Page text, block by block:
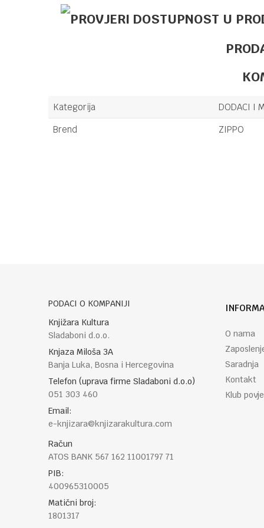
Kategorija
DODACI I
Brend
ZIPPO
PODACI O KOMPANIJI
Knjižara Kultura
Sladaboni d.o.o.
Knjaza Miloša 3A
Banja Luka, Bosna i Hercegovina
Telefon (uprava firme Sladaboni d.o.o)
051 303 460
Email:
e-knjizara@knjizarakultura.com
Račun
ATOS BANK 567 162 11001797 71
PIB:
400965310005
Matični broj:
1801317
O nama
Saradnja
Kontakt
Klub